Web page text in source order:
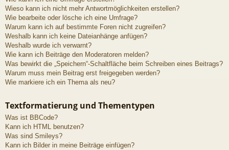
Wieso kann ich nicht mehr Antwortmöglichkeiten erstellen?
Wie bearbeite oder lösche ich eine Umfrage?
Warum kann ich auf bestimmte Foren nicht zugreifen?
Weshalb kann ich keine Dateianhänge anfügen?
Weshalb wurde ich verwarnt?
Wie kann ich Beiträge den Moderatoren melden?
Was bewirkt die „Speichern“-Schaltfläche beim Schreiben eines Beitrags?
Warum muss mein Beitrag erst freigegeben werden?
Wie markiere ich ein Thema als neu?
Textformatierung und Thementypen
Was ist BBCode?
Kann ich HTML benutzen?
Was sind Smileys?
Kann ich Bilder in meine Beiträge einfügen?